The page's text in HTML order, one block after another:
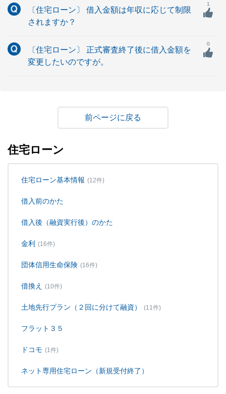
〔住宅ローン〕 借入金額は年収に応じて制限
されますか？
1
〔住宅ローン〕 正式審査終了後に借入金額を
変更したいのですが。
0
戻る
住宅ローン
住宅ローン基本情報 (12件)
借入前のかた
借入後（融資実行後）のかた
金利 (16件)
団体信用生命保険 (16件)
借換え (10件)
土地先行プラン（２回に分けて融資） (11件)
フラット３５
ドコモ (1件)
ネット専用住宅ローン（新規受付終了）